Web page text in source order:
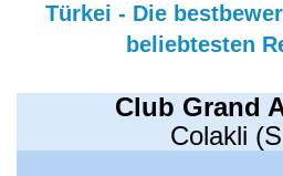
Türkei - Die
beliebtesten
Club Grand
Colakli